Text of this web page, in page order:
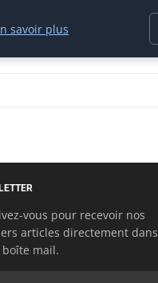
vous pour recevoir nos
articles directement dans
mail.
savoir plus